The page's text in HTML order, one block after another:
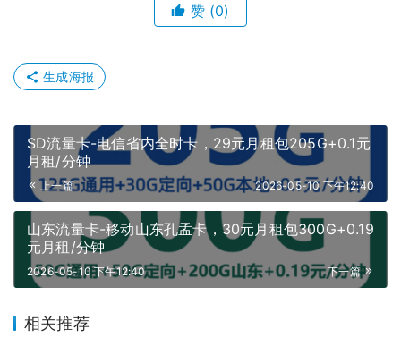
赞 (0)
生成海报
SD流量卡-电信省内全时卡，29元月租包205G+0.1元
月租/分钟
上一篇 2026-05-10 下午12:40
山东流量卡-移动山东孔孟卡，30元月租包300G+0.19
元月租/分钟
下一篇
2026-05-10 下午12:40
相关推荐